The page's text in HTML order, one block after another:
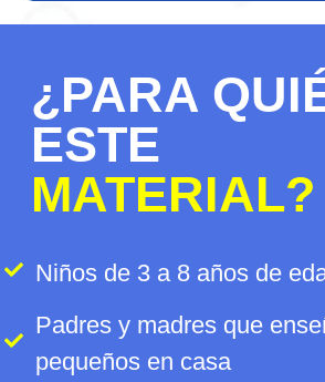
¿PARA
ESTE
MATERIAL?
Niños de 3 a 8 años de
Padres y madres que
pequeños en casa